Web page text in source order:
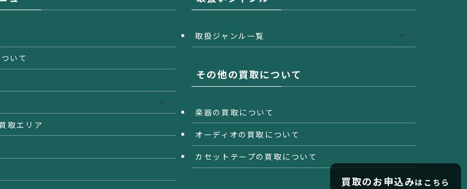
買取のお申込みはこちら
いて
取エリア
取扱ジャンル一覧
その他の買取について
楽器の買取について
オーディオの買取について
カセットテープの買取について